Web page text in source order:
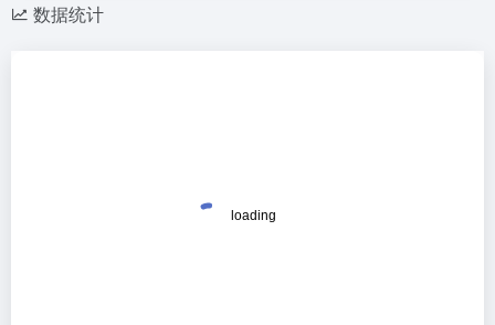
数据统计